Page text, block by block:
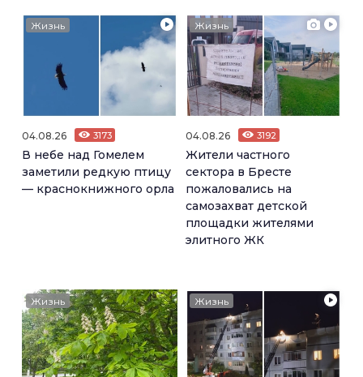
Жизнь
04.08.26 3173
В небе над Гомелем
заметили редкую птицу
— краснокнижного орла
Жизнь
04.08.26 3192
Жители частного
сектора в Бресте
пожаловались на
самозахват детской
площадки жителями
элитного ЖК
Жизнь Жизнь